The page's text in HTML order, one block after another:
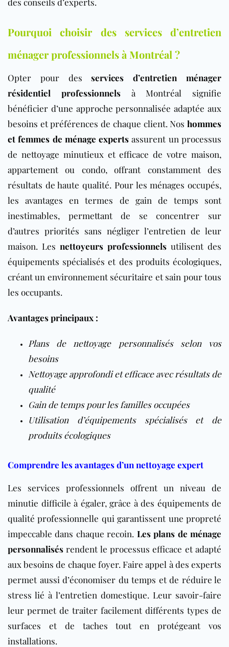
Pourquoi choisir des services d’entretien
ménager professionnels à Montréal ?
Opter pour desservices d’entretien ménager
résidentiel professionnelsà Montréal signifie
bénéficier d’une approche personnalisée adaptée aux
besoins et préférences de chaque client. Nos hommes
et femmes de ménage experts assurent un processus
de nettoyage minutieux et efficace de votre maison,
appartement ou condo, offrant constamment des
résultats de haute qualité. Pour les ménages occupés,
les avantages en termes de gain de temps sont
inestimables, permettant de se concentrer sur
d’autres priorités sans négliger l’entretien de leur
maison. Les nettoyeurs professionnels utilisent des
équipements spécialisés et des produits écologiques,
créant un environnement sécuritaire et sain pour tous
les occupants.
Avantages principaux :
Plans de nettoyage personnalisés selon vos
besoins
Nettoyage approfondi et efficace avec résultats de
qualité
Gain de temps pour les familles occupées
Utilisation d’équipements spécialisés et de
produits écologiques
Comprendre les avantages d’un nettoyage expert
Les services professionnels offrent un niveau de
minutie difficile à égaler, grâce à des équipements de
qualité professionnelle qui garantissent une propreté
impeccable dans chaque recoin. Les plans de ménage
personnalisés rendent le processus efficace et adapté
aux besoins de chaque foyer. Faire appel à des experts
permet aussi d’économiser du temps et de réduire le
stress lié à l’entretien domestique. Leur savoir-faire
leur permet de traiter facilement différents types de
surfaces et de taches tout en protégeant vos
installations.